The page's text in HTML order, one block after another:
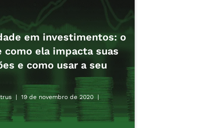
em investimentos: o
como ela impacta suas
e como usar a seu
19 de novembro de 2020